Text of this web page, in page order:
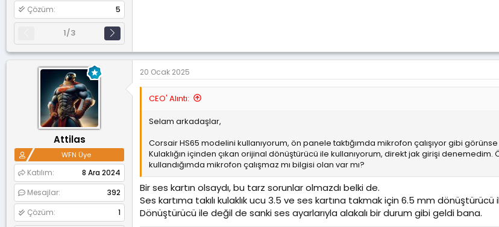
Çözüm
5
1/3
Attilas
WFN Üye
Katılım
8 Ara 2024
Mesajlar
392
Çözüm
1
20 Ocak 2025
CEO' Alıntı:
Selam arkadaşlar,
Corsair HS65 modelini kullanıyorum, ön panele taktığımda mikrofon çalışıyor gibi
Kulaklığın içinden çıkan orijinal dönüştürücü ile kullanıyorum, direkt jak girişi
kullandığımda mikrofon çalışmaz mı bilgisi olan var mı?
Bir ses kartın olsaydı, bu tarz sorunlar olmazdı belki de.
Ses kartıma takılı kulaklık ucu 3.5 ve ses kartına takmak için 6.5 mm
Dönüştürücü ile değil de sanki ses ayarlarıyla alakalı bir durum gibi geldi bana.